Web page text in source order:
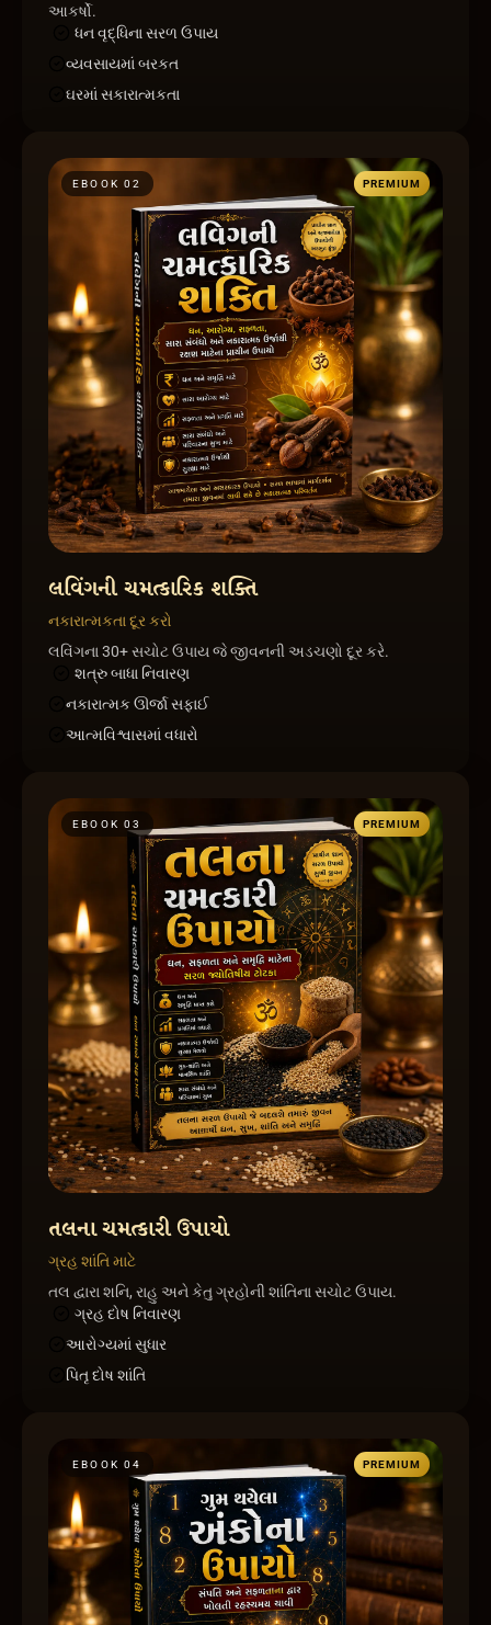
આકર્ષો.
ધન વૃદ્ધિના સરળ ઉપાય
વ્યવસાયમાં બરકત
ઘરમાં સકારાત્મકતા
EBOOK 02 PREMIUM
લવિંગની ચમત્કારિક શક્તિ
નકારાત્મકતા દૂર કરો
લવિંગના 30+ સચોટ ઉપાય જે જીવનની અડચણો દૂર કરે.
શત્રુ બાધા નિવારણ
નકારાત્મક ઊર્જા સફાઈ
આત્મવિશ્વાસમાં વધારો
EBOOK 03 PREMIUM
તલના ચમત્કારી ઉપાયો
ગ્રહ શાંતિ માટે
તલ દ્વારા શનિ, રાહુ અને કેતુ ગ્રહોની શાંતિના સચોટ ઉપાય.
ગ્રહ દોષ નિવારણ
આરોગ્યમાં સુધાર
પિતૃ દોષ શાંતિ
EBOOK 04 PREMIUM